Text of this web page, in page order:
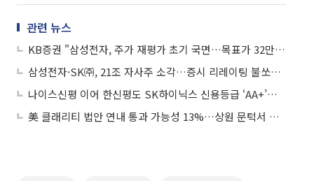
관련 뉴스
KB증권 "삼성전자, 주가 재평가 초기 국면…목표가 32만원"
삼성전자·SK㈜, 21조 자사주 소각…증시 리레이팅 불쏘시개 되나
나이스신평 이어 한신평도 SK하이닉스 신용등급 ‘AA+’로 상향
美 클래리티 법안 연내 통과 가능성 13%…상원 문턱서 제동